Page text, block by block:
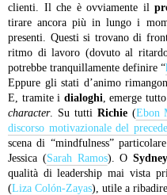
clienti. Il che è ovviamente il
tirare ancora più in lungo i
presenti. Questi si trovano di
ritmo di lavoro (dovuto al
potrebbe tranquillamente definire “
Eppure gli stati d’animo
E, tramite i dialoghi , emerge
character. Su tutti Richie(Ebon
discorso motivazionale del
scena di “mindfulness”
Jessica (Sarah Ramos). OSydney
qualità di leadership mai vista
(Liza Colón-Zayas), utile a